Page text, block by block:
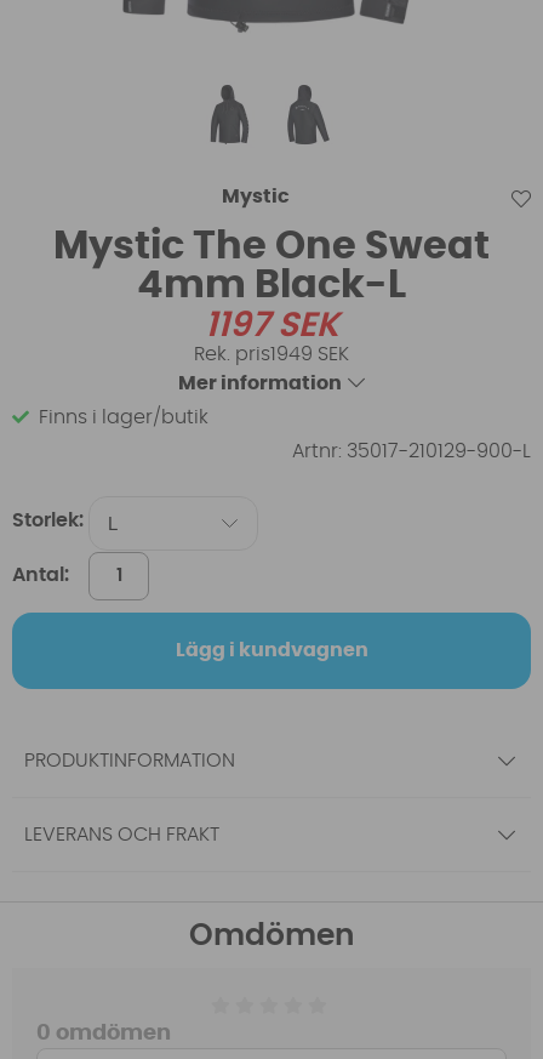
Mystic
Mystic The One Sweat
4mm Black-L
1197SEK
1949 SEK
Mer information
Finns i lager/butik
Artnr: 35017-210129-900-L
Storlek:
Antal:
Lägg i kundvagnen
PRODUKTINFORMATION
LEVERANS OCH FRAKT
Omdömen
0 omdömen